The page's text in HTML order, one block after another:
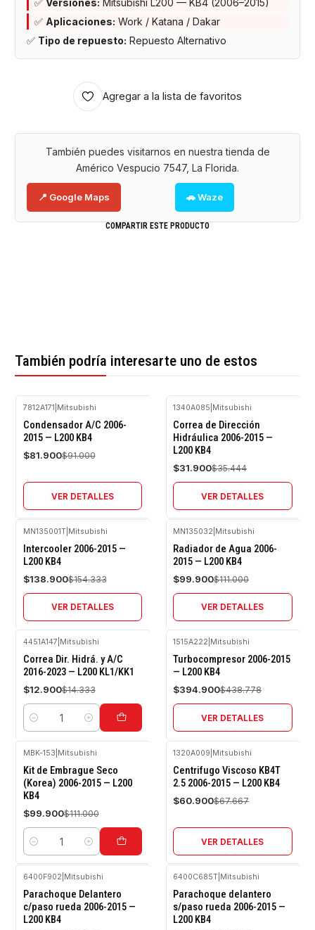
✅ Versiones: Mitsubishi L200 — KB4 (2006–2015)
✅ Aplicaciones: Work / Katana / Dakar
✅ Tipo de repuesto: Repuesto Alternativo
Agregar a la lista de favoritos
También puedes visitarnos en nuestra tienda de
Américo Vespucio 7547, La Florida.
📍 Google Maps 🚗 Waze
COMPARTIR ESTE PRODUCTO
También podría interesarte uno de estos
-10%
OFF
7812A171 Mitsubishi
Condensador A/C 2006-
2015 — L200 KB4
$81.900$91.000
VER DETALLES
-10%
OFF
Agotado
1340A085 Mitsubishi
Correa de Dirección
Hidráulica 2006-2015 —
L200 KB4
$31.900$35.444
VER DETALLES
-10%
OFF
MN135001T| Mitsubishi
Intercooler 2006-2015 —
L200 KB4
$138.900$154.333
VER DETALLES
-10%
OFF
MN135032 Mitsubishi
Radiador de Agua 2006-
2015 — L200 KB4
$99.900$111.000
VER DETALLES
-10%
OFF
4451A147 Mitsubishi
Correa Dir. Hidrá. y A/C
2016-2023 — L200 KL1/KK1
$12.900$14.333
Cantidad
-10%
OFF
1515A222 Mitsubishi
Turbocompresor 2006-2015
— L200 KB4
$394.900$438.778
VER DETALLES
-10%
OFF
MBK-153 Mitsubishi
Kit de Embrague Seco
(Korea) 2006-2015 — L200
KB4
$99.900$111.000
Cantidad
-10%
OFF
1320A009 Mitsubishi
Centrifugo Viscoso KB4T
2.5 2006-2015 — L200 KB4
$60.900$67.667
VER DETALLES
-10%
OFF
Agotado
6400F902 Mitsubishi
Parachoque Delantero
c/paso rueda 2006-2015 —
L200 KB4
-10%
OFF
Agotado
6400C685T Mitsubishi
Parachoque delantero
s/paso rueda 2006-2015 —
L200 KB4